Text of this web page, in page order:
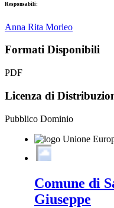
Responsabili:
Anna Rita Morleo
Formati Disponibili
PDF
Licenza di
Pubblico Dominio
Comune di
Giuseppe